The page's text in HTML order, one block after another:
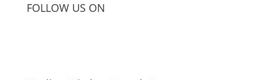
FOLLOW US ON